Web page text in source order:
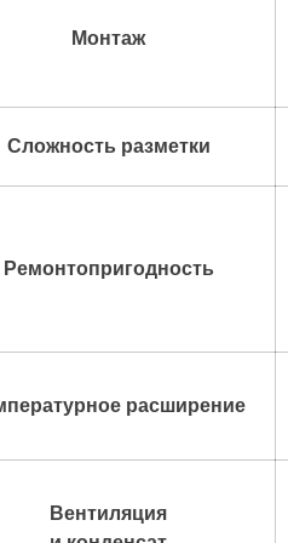
Монтаж
Сложность разметки
Ремонтопригодность
расширение
Вентиляция